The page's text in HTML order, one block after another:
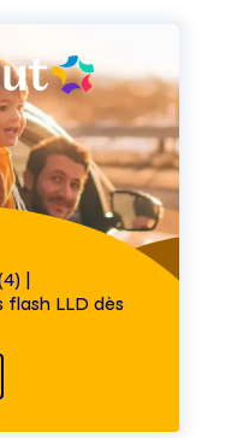
|
flash LLD dès